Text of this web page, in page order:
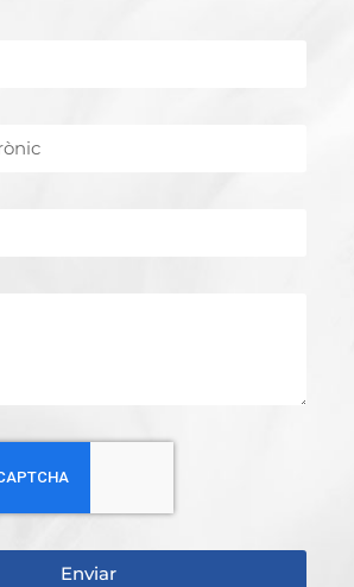
Enviar